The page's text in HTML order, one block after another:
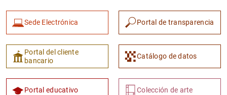
1 2
Sede Electrónica Portal de transparencia
Portal del cliente
bancario
Catálogo de datos
Portal educativo Colección de arte